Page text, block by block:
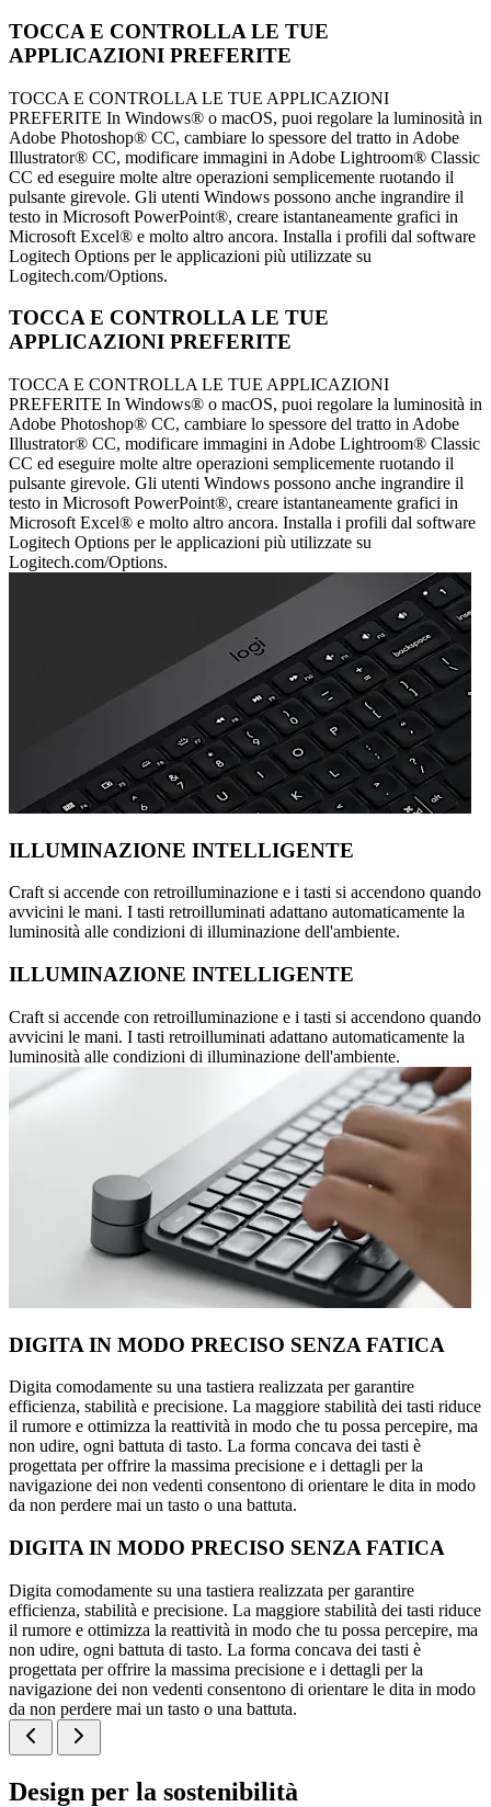
TOCCA E CONTROLLA LE TUE
APPLICAZIONI PREFERITE
TOCCA E CONTROLLA LE TUE APPLICAZIONI
PREFERITE In Windows® o macOS, puoi regolare la luminosità in
Adobe Photoshop® CC, cambiare lo spessore del tratto in Adobe
Illustrator® CC, modificare immagini in Adobe Lightroom® Classic
CC ed eseguire molte altre operazioni semplicemente ruotando il
pulsante girevole. Gli utenti Windows possono anche ingrandire il
testo in Microsoft PowerPoint®, creare istantaneamente grafici in
Microsoft Excel® e molto altro ancora. Installa i profili dal software
Logitech Options per le applicazioni più utilizzate su
Logitech.com/Options.
TOCCA E CONTROLLA LE TUE
APPLICAZIONI PREFERITE
TOCCA E CONTROLLA LE TUE APPLICAZIONI
PREFERITE In Windows® o macOS, puoi regolare la luminosità in
Adobe Photoshop® CC, cambiare lo spessore del tratto in Adobe
Illustrator® CC, modificare immagini in Adobe Lightroom® Classic
CC ed eseguire molte altre operazioni semplicemente ruotando il
pulsante girevole. Gli utenti Windows possono anche ingrandire il
testo in Microsoft PowerPoint®, creare istantaneamente grafici in
Microsoft Excel® e molto altro ancora. Installa i profili dal software
Logitech Options per le applicazioni più utilizzate su
Logitech.com/Options.
ILLUMINAZIONE INTELLIGENTE
Craft si accende con retroilluminazione e i tasti si accendono quando
avvicini le mani. I tasti retroilluminati adattano automaticamente la
luminosità alle condizioni di illuminazione dell'ambiente.
ILLUMINAZIONE INTELLIGENTE
Craft si accende con retroilluminazione e i tasti si accendono quando
avvicini le mani. I tasti retroilluminati adattano automaticamente la
luminosità alle condizioni di illuminazione dell'ambiente.
DIGITA IN MODO PRECISO SENZA FATICA
Digita comodamente su una tastiera realizzata per garantire
efficienza, stabilità e precisione. La maggiore stabilità dei tasti riduce
il rumore e ottimizza la reattività in modo che tu possa percepire, ma
non udire, ogni battuta di tasto. La forma concava dei tasti è
progettata per offrire la massima precisione e i dettagli per la
navigazione dei non vedenti consentono di orientare le dita in modo
da non perdere mai un tasto o una battuta.
DIGITA IN MODO PRECISO SENZA FATICA
Digita comodamente su una tastiera realizzata per garantire
efficienza, stabilità e precisione. La maggiore stabilità dei tasti riduce
il rumore e ottimizza la reattività in modo che tu possa percepire, ma
non udire, ogni battuta di tasto. La forma concava dei tasti è
progettata per offrire la massima precisione e i dettagli per la
navigazione dei non vedenti consentono di orientare le dita in modo
da non perdere mai un tasto o una battuta.
Design per la sostenibilità